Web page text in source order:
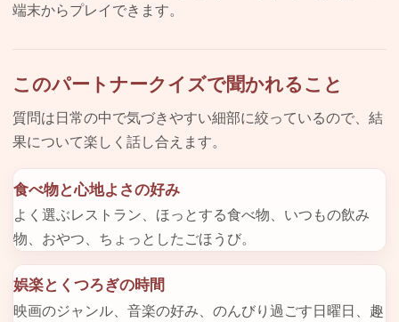
端末からプレイできます。
このパートナークイズで聞かれること
質問は日常の中で気づきやすい細部に絞っているので、結
果について楽しく話し合えます。
食べ物と心地よさの好み
よく選ぶレストラン、ほっとする食べ物、いつもの飲み
物、おやつ、ちょっとしたごほうび。
娯楽とくつろぎの時間
映画のジャンル、音楽の好み、のんびり過ごす日曜日、趣